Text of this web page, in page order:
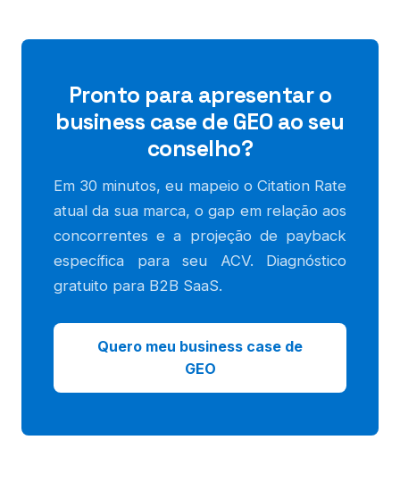
Pronto para apresentar o
business case de GEO ao seu
conselho?
Em 30 minutos, eu mapeio o Citation Rate
atual da sua marca, o gap em relação aos
concorrentes e a projeção de payback
específica para seu ACV. Diagnóstico
gratuito para B2B SaaS.
Quero meu business case de
GEO